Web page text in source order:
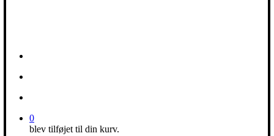
0
blev tilføjet til din kurv.